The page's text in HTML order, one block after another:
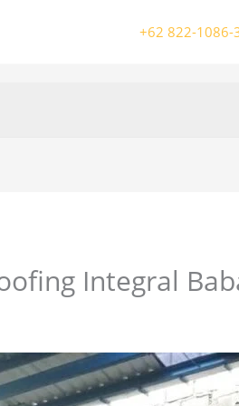
+62 822-1086-
Integral